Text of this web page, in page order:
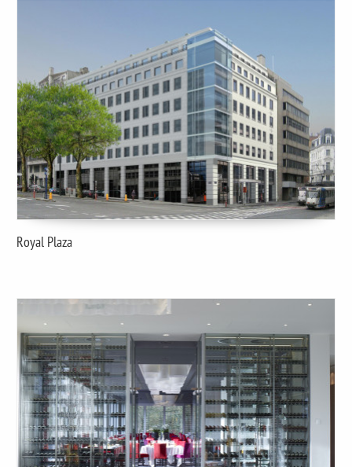
Royal Plaza